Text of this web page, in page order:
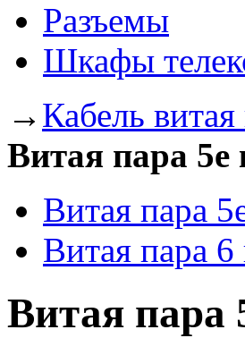
Разъемы
Шкафы
→ Кабель
Витая пара 5e
Витая пара
Витая пара
Витая пара